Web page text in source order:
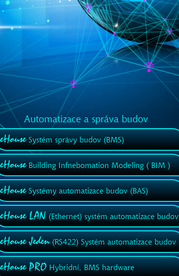
Automatizace a správa budov
eHouseSystém správy budov (BMS)
eHouseBuilding Infnebomation Modeling ( BIM )
eHouseSystémy automatizace budov (BAS)
eHouse LAN(Ethernet) systém automatizace budov
eHouse Jeden(RS422) Systém automatizace budov
eHouse PROHybridní, BMS hardware